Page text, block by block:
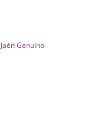
Jaén Genuino